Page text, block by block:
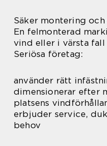
Säker montering och
En felmonterad
vind eller i värsta fall
Seriösa företag:
använder rätt
dimensionerar efter
platsens
erbjuder service,
behov